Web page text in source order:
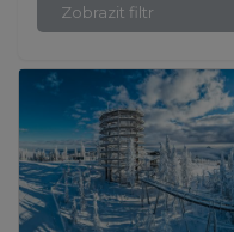
Zobrazit filtr